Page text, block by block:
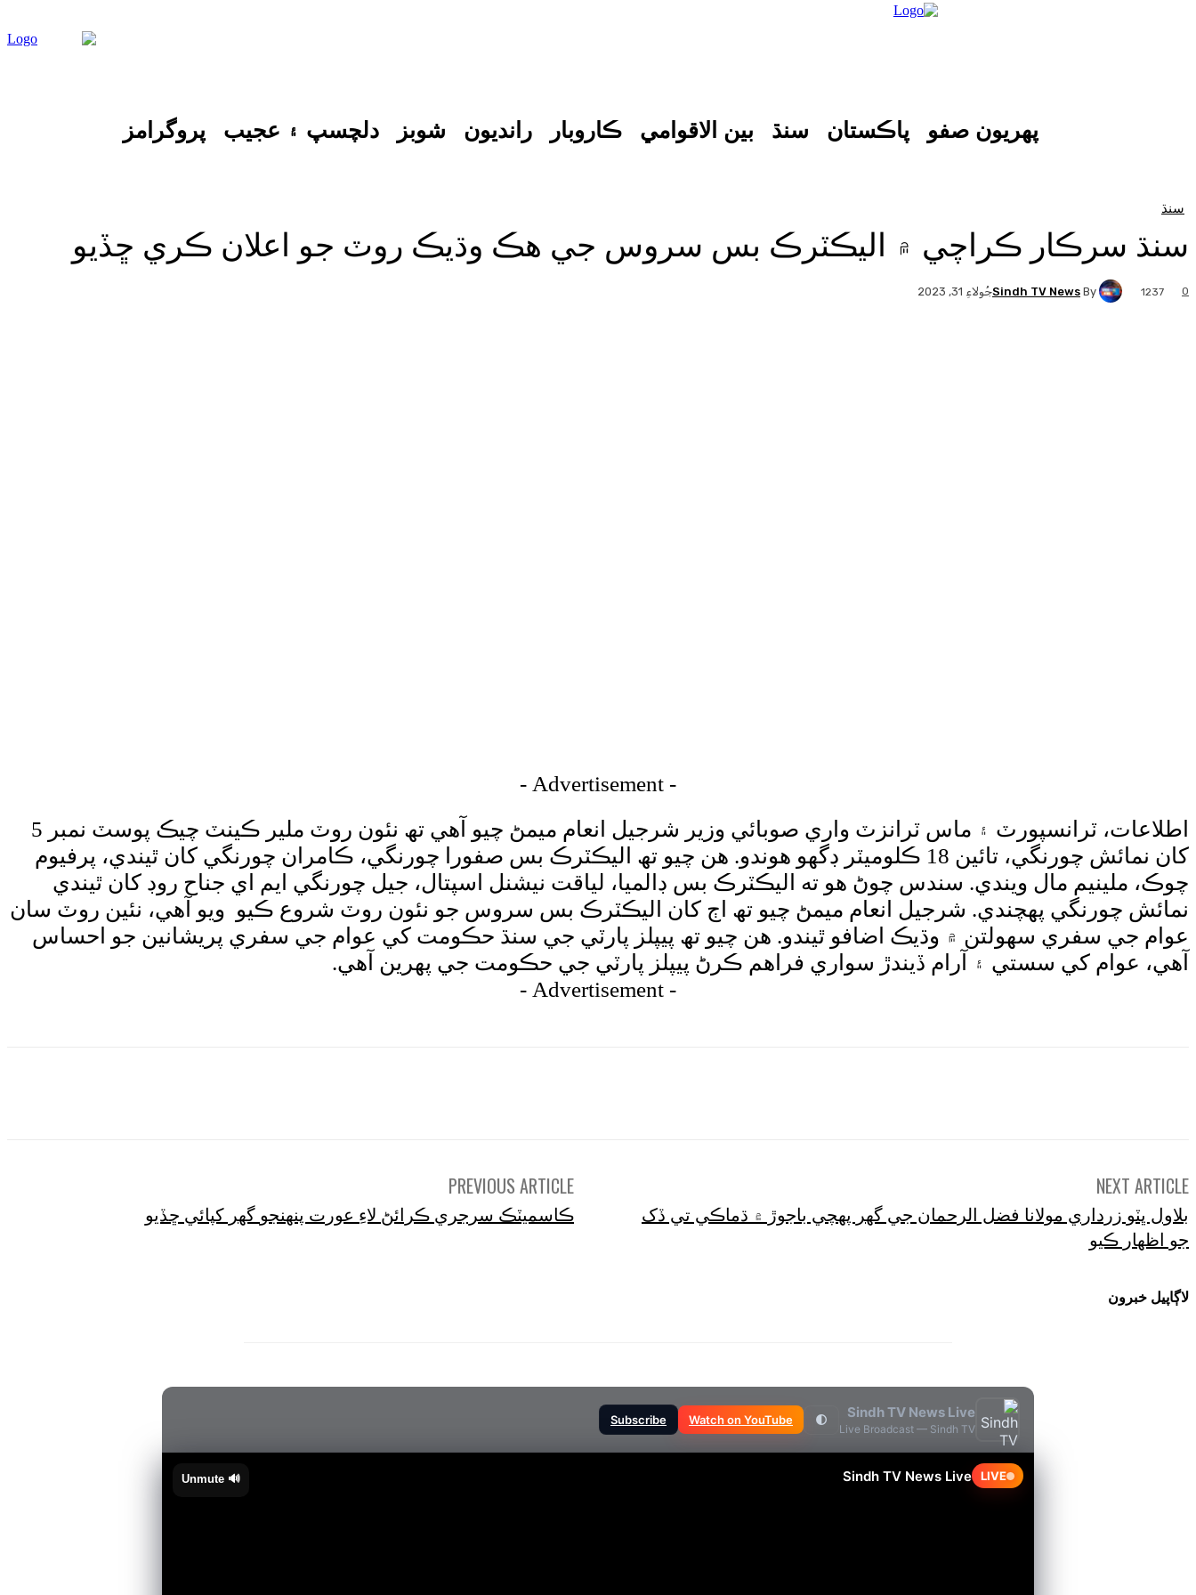
پهريون صفو پاڪستان سنڌ بين الاقوامي ڪاروبار رانديون شوبز دلچسپ ۽ عجيب پروگرامز
سنڌ
سنڌ سرڪار ڪراچي ۾ اليڪٽرڪ بس سروس جي ھڪ وڌيڪ روٽ جو اعلان ڪري ڇڏيو
By
Sindh TV Newsجُولاءِ 31, 2023 0
1237
- Advertisement -
اطلاعات، ٽرانسپورٽ ۽ ماس ٽرانزٽ واري صوبائي وزير شرجيل انعام ميمڻ چيو آھي تھ نئون روٽ ملير ڪينٽ چيڪ پوسٽ نمبر 5
کان نمائش چورنگي، تائين 18 ڪلوميٽر ڊگھو هوندو. ھن چيو تھ اليڪٽرڪ بس صفورا چورنگي، ڪامران چورنگي کان ٿيندي، پرفيوم
چوڪ، ملينيم مال ويندي. سندس چوڻ هو ته اليڪٽرڪ بس ڊالميا، لياقت نيشنل اسپتال، جيل چورنگي ايم اي جناح روڊ کان ٿيندي
نمائش چورنگي پهچندي. شرجيل انعام ميمڻ چيو تھ اڄ کان اليڪٽرڪ بس سروس جو نئون روٽ شروع ڪيو ويو آھي، نئين روٽ سان
عوام جي سفري سهولتن ۾ وڌيڪ اضافو ٿيندو. ھن چيو تھ پيپلز پارٽي جي سنڌ حڪومت کي عوام جي سفري پريشانين جو احساس
آهي، عوام کي سستي ۽ آرام ڏيندڙ سواري فراهم ڪرڻ پيپلز پارٽي جي حڪومت جي پھرين آهي.
- Advertisement -
PREVIOUS ARTICLE
ڪاسميٽڪ سرجري ڪرائڻ لاءِ عورت پنهنجو گهر کپائي ڇڏيو
NEXT ARTICLE
بلاول ڀٽو زرداري مولانا فضل الرحمان جي گهر پهچي باجوڙ ۾ ڌماڪي تي ڏک
جو اظهار ڪيو
لاڳاپيل خبرون
Sindh TV News Live
Live Broadcast — Sindh TV
🌓
Watch on YouTube
Subscribe
LIVE
Sindh TV News Live
🔊 Unmute